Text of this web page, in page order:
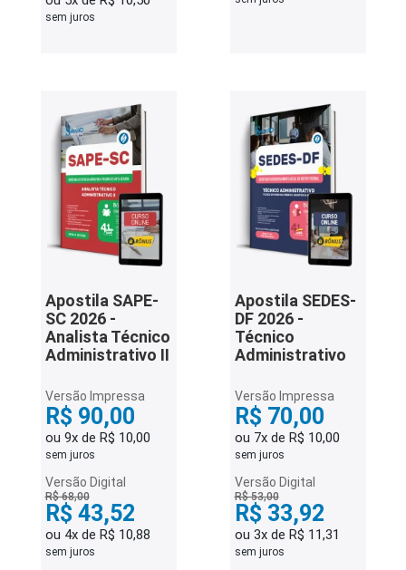
sem juros
Apostila SAPE-
SC 2026 -
Analista Técnico
Administrativo II
Versão Impressa
R$ 90,00
ou 9x de R$ 10,00
sem juros
Versão Digital
R$ 68,00
R$ 43,52
ou 4x de R$ 10,88
sem juros
Apostila SEDES-
DF 2026 -
Técnico
Administrativo
Versão Impressa
R$ 70,00
ou 7x de R$ 10,00
sem juros
Versão Digital
R$ 53,00
R$ 33,92
ou 3x de R$ 11,31
sem juros